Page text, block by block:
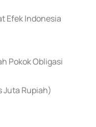
Efek Indonesia
Pokok Obligasi
Juta Rupiah)